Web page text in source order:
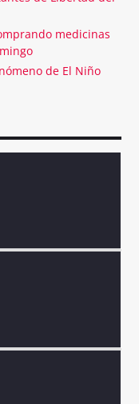
medicinas
de El Niño